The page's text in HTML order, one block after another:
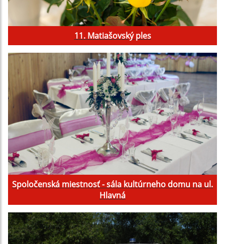
11. Matiašovský ples
Spoločenská miestnosť - sála kultúrneho domu na ul.
Hlavná